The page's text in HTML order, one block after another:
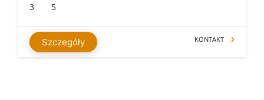
3 5
Szczegóły KONTAKT